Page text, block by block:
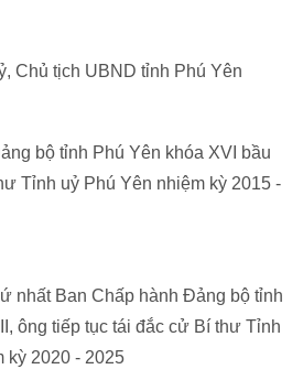
Chủ tịch UBND tỉnh Phú Yên
bộ tỉnh Phú Yên khóa XVI bầu
Tỉnh uỷ Phú Yên nhiệm kỳ 2015 -
nhất Ban Chấp hành Đảng bộ tỉnh
ông tiếp tục tái đắc cử Bí thư Tỉnh
kỳ 2020 - 2025